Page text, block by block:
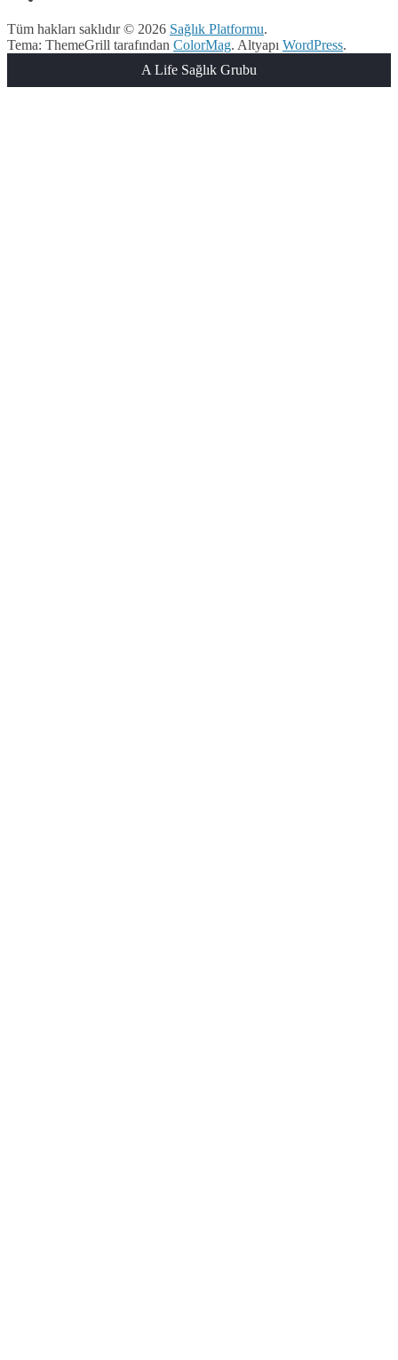
Tüm hakları saklıdır © 2026 Sağlık Platformu.
Tema: ThemeGrill tarafından ColorMag. Altyapı WordPress.
A Life Sağlık Grubu